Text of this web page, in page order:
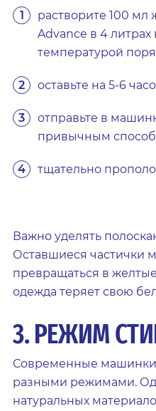
растворите 100 мл
Advance в 4 литрах
температурой
оставьте на 5-6
отправьте в
привычным
тщательно
Важно уделять
Оставшиеся частички
превращаться в
одежда теряет свою
3. РЕЖИМ
Современные
разными режимами.
натуральных